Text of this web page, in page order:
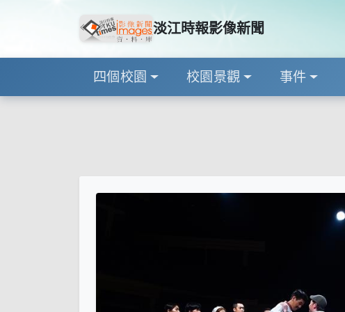
淡江時報影像新聞
四個校園 校園景觀 事件